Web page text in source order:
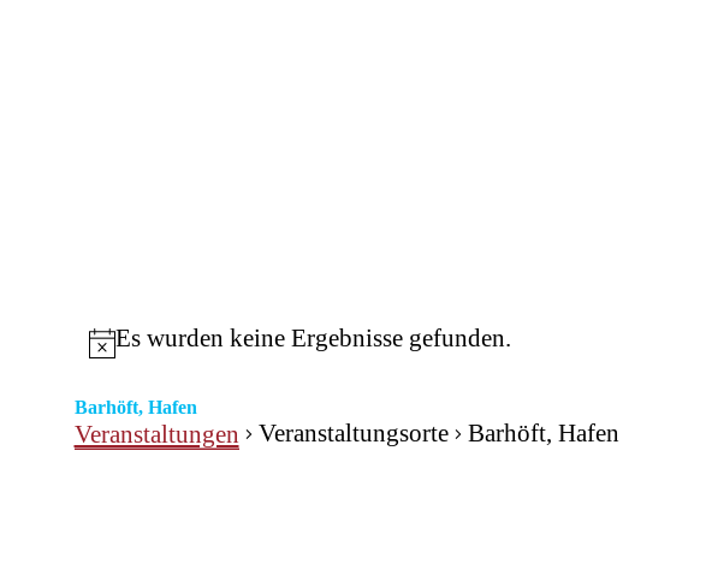
Es wurden keine Ergebnisse gefunden.
Barhöft, Hafen
Veranstaltungen Veranstaltungsorte Barhöft, Hafen